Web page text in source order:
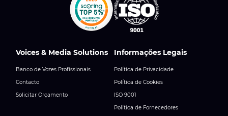
Voices & Media Solutions
Banco de Vozes Profissionais
Contacto
Solicitar Orçamento
Informações Legais
Política de Privacidade
Política de Cookies
ISO 9001
Política de Fornecedores